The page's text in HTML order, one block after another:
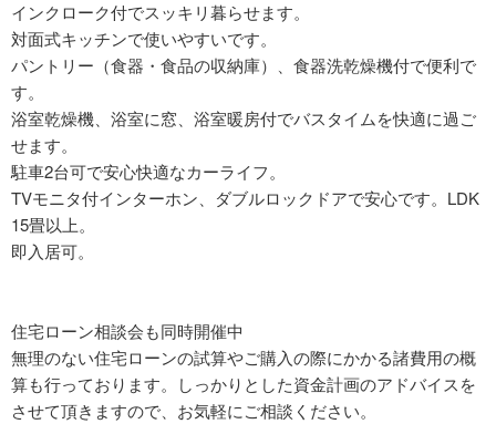
インクローク付でスッキリ暮らせます。
対面式キッチンで使いやすいです。
パントリー（食器・食品の収納庫）、食器洗乾燥機付で便利で
す。
浴室乾燥機、浴室に窓、浴室暖房付でバスタイムを快適に過ご
せます。
駐車2台可で安心快適なカーライフ。
TVモニタ付インターホン、ダブルロックドアで安心です。LDK
15畳以上。
即入居可。
住宅ローン相談会も同時開催中
無理のない住宅ローンの試算やご購入の際にかかる諸費用の概
算も行っております。しっかりとした資金計画のアドバイスを
させて頂きますので、お気軽にご相談ください。